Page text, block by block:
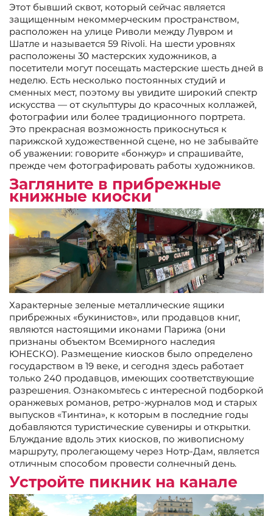
Этот бывший сквот, который сейчас является
защищенным некоммерческим пространством,
расположен на улице Риволи между Лувром и
Шатле и называется 59 Rivoli. На шести уровнях
расположены 30 мастерских художников, а
посетители могут посещать мастерские шесть дней в
неделю. Есть несколько постоянных студий и
сменных мест, поэтому вы увидите широкий спектр
искусства — от скульптуры до красочных коллажей,
фотографии или более традиционного портрета.
Это прекрасная возможность прикоснуться к
парижской художественной сцене, но не забывайте
об уважении: говорите «бонжур» и спрашивайте,
прежде чем фотографировать работы художников.
Загляните в прибрежные
книжные киоски
Характерные зеленые металлические ящики
прибрежных «букинистов», или продавцов книг,
являются настоящими иконами Парижа (они
признаны объектом Всемирного наследия
ЮНЕСКО). Размещение киосков было определено
государством в 19 веке, и сегодня здесь работает
только 240 продавцов, имеющих соответствующие
разрешения. Ознакомьтесь с интересной подборкой
оранжевых романов, ретро-журналов мод и старых
выпусков «Тинтина», к которым в последние годы
добавляются туристические сувениры и открытки.
Блуждание вдоль этих киосков, по живописному
маршруту, пролегающему через Нотр-Дам, является
отличным способом провести солнечный день.
Устройте пикник на канале